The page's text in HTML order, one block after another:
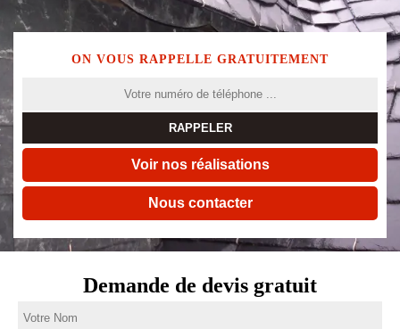
ON VOUS RAPPELLE GRATUITEMENT
Voir nos réalisations
Nous contacter
Demande de devis gratuit